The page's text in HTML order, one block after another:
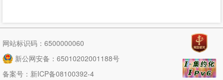
网站标识码：6500000060
新公网安备：65010202001188号
备案号： 新ICP备08100392-4